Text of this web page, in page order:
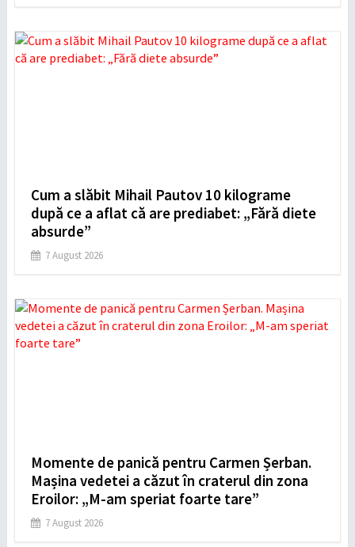
Cum a slăbit Mihail Pautov 10 kilograme
după ce a aflat că are prediabet: „Fără diete
absurde”
7 August 2026
Momente de panică pentru Carmen Șerban.
Mașina vedetei a căzut în craterul din zona
Eroilor: „M-am speriat foarte tare”
7 August 2026